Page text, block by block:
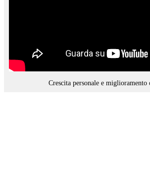
Crescita personale e miglioramento